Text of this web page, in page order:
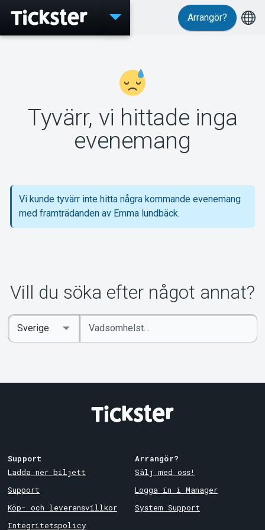
Evenemang
MyTickster
Support
Arrangör?
Tyvärr, vi hittade inga
evenemang
Vi kunde tyvärr inte hitta några kommande evenemang
med framträdanden av Emma lundbäck.
Vill du söka efter något annat?
Ange
sökord
Select
Country
Support
Ladda ner biljett
Support
Köp- och leveransvillkor
Integritetspolicy
Arrangör?
Sälj med oss!
Logga in i Manager
System Support